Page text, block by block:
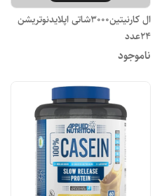
ال کارنیتین3000شاتی اپلایدنوتریشن
24عدد
ناموجود